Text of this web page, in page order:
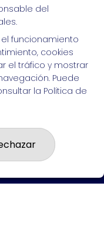
¡mucha
del
funcionamiento
cookies
el tráfico y mostrar
Puede
la Política de